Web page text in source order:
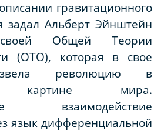
гравитационного
задал Альберт Эйнштейн
Общей Теории
(ОТО), которая в свое
революцию в
картине мира.
взаимодействие
язык дифференциальной